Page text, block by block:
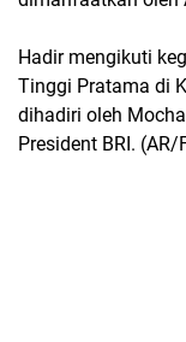
Hadir mengikuti
Tinggi Pratama di
dihadiri oleh
President BRI. (AR/